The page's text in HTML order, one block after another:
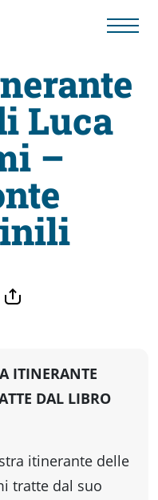
Luca
–
ITINERANTE
DAL LIBRO
itinerante delle
tratte dal suo